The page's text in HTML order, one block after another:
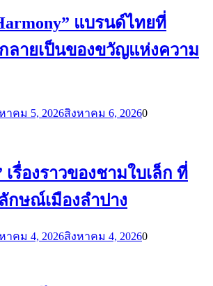
แบรนด์ไทยที่
ลายเป็นของขวัญแห่งความ
าคม 5, 2026สิงหาคม 6, 20260
เรื่องราวของชามใบเล็ก ที่
กษณ์เมืองลำปาง
าคม 4, 2026สิงหาคม 4, 20260